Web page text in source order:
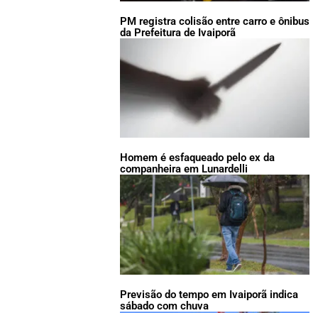
PM registra colisão entre carro e ônibus
da Prefeitura de Ivaiporã
Homem é esfaqueado pelo ex da
companheira em Lunardelli
Previsão do tempo em Ivaiporã indica
sábado com chuva